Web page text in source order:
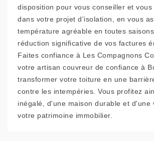
disposition pour vous conseiller et
dans votre projet d'isolation, en vous
température agréable en toutes
réduction significative de vos factures
Faites confiance à Les Compagnons
votre artisan couvreur de confiance à
transformer votre toiture en une
contre les intempéries. Vous profitez
inégalé, d'une maison durable et d'une
votre patrimoine immobilier.